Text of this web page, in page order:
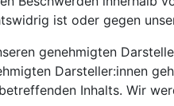
ist oder gegen
genehmigten
Darsteller:innen
Inhalts. Wir